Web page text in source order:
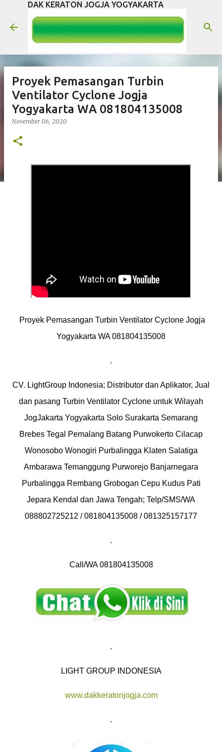
DAK KERATON JOGJA YOGYAKARTA
Proyek Pemasangan Turbin
Ventilator Cyclone Jogja
Yogyakarta WA 081804135008
November 06, 2020
Proyek Pemasangan Turbin Ventilator Cyclone Jogja
Yogyakarta WA 081804135008
.
CV. LightGroup Indonesia; Distributor dan Aplikator, Jual
dan pasang Turbin Ventilator Cyclone untuk Wilayah
JogJakarta Yogyakarta Solo Surakarta Semarang
Brebes Tegal Pemalang Batang Purwokerto Cilacap
Wonosobo Wonogiri Purbalingga Klaten Salatiga
Ambarawa Temanggung Purworejo Banjarnegara
Purbalingga Rembang Grobogan Cepu Kudus Pati
Jepara Kendal dan Jawa Tengah; Telp/SMS/WA
088802725212 / 081804135008 / 081325157177
.
Call/WA 081804135008
.
LIGHT GROUP INDONESIA
www.dakkeratonjogja.com
.